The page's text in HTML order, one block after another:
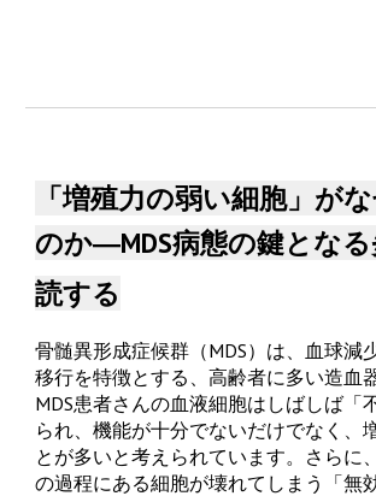
「増殖力の弱い細胞」が
のか―MDS病態の鍵とな
読する
骨髄異形成症候群（MDS）は、血球減
移行を特徴とする、高齢者に多い造血
MDS患者さんの血液細胞はしばしば「
られ、機能が十分でないだけでなく、
とが多いと考えられています。さらに
の過程にある細胞が壊れてしまう「無